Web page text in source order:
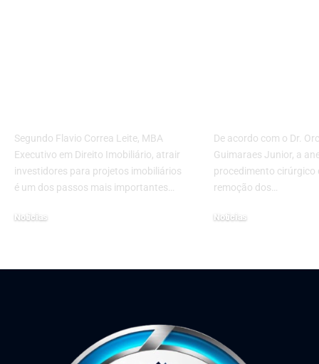
Segundo Flavio Correa Leite, MBA
Executivo em Direito Imobiliário, atrair
investidores para projetos imobiliários
é um dos passos mais importantes…
Notícias
De acordo com o Dr.
Guimaraes Junior, a
procedimento cirúrgico
remoção dos…
Notícias